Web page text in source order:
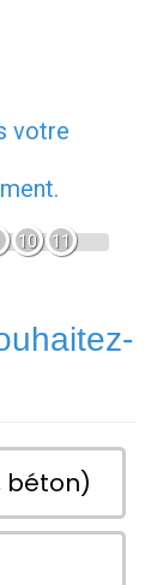
votre
10 11
béton)